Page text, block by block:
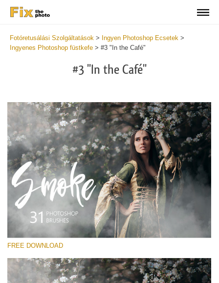
Fotóretusálási Szolgáltatások > Ingyen Photoshop Ecsetek >
Ingyenes Photoshop füstkefe > #3 "In the Café"
#3 "In the Café"
Kérlek, válassz
White Smoke
FREE DOWNLOAD